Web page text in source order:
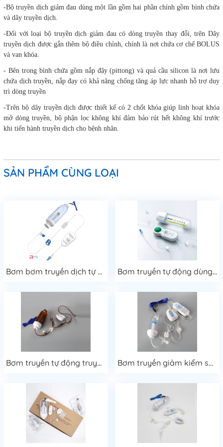
-Bộ truyền dịch giảm đau dùng một lần gồm hai phần chính gồm bình chứa
và dây truyền dịch.
-Đối với loại bộ truyền dịch giảm đau có dòng truyền thay đổi, trên Dây
truyền dịch được gắn thêm bộ điều chỉnh, chính là nơi chứa cơ chế BOLUS
và van khóa.
- Bên trong bình chứa gồm nắp đậy (pittong) và quả cầu silicon là nơi lưu
chứa dịch truyền, nắp đạy có khả năng chống tăng áp lực nhanh hỗ trợ duy
trì dòng truyền
-Trên bộ dây truyền dịch được thiết kế có 2 chốt khóa giúp linh hoạt khóa
mở dòng truyền, bộ phận lọc không khí đảm bảo rút hết không khí trước
khi tiến hành truyền dịch cho bệnh nhân.
SẢN PHẨM CÙNG LOẠI
Bơm bơm truyền dịch tự động Tuoren Bơm truyền tự động dùng một lần Ezfuser
Bơm truyền tự động truyền hóa chất Bơm truyền giảm kiểm soát giảm đau PCA